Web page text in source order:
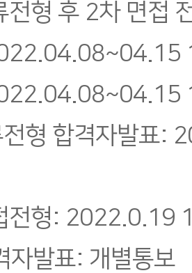
전형 후 2차 면접
전형 합격자발표:
전형: 2022.0.19
자발표: 개별통보